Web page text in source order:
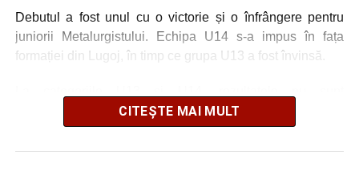
Debutul a fost unul cu o victorie și o înfrângere pentru
juniorii Metalurgistului. Echipa U14 s-a impus în fața
formației din Lugoj, în timp ce grupa U13 a fost învinsă.
contabilizate în clasamente oficiale, accentul fiind pus pe
dezvoltarea individuală a copiilor, spiritul de echipă,
bucuria de a practica sportul și formarea prin muncă și
CITEȘTE MAI MULT